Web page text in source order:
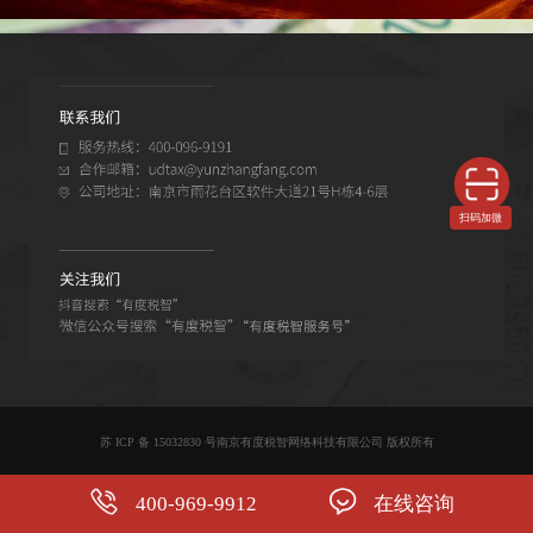
苏 ICP 备 15032830 号南京有度税智网络科技有限公司 版权所有
400-969-9912 在线咨询
扫码加微